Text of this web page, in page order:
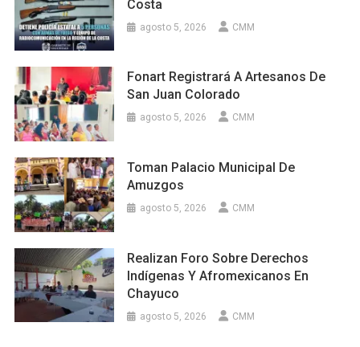
Costa
agosto 5, 2026 CMM
Fonart Registrará A Artesanos De
San Juan Colorado
agosto 5, 2026 CMM
Toman Palacio Municipal De
Amuzgos
agosto 5, 2026 CMM
Realizan Foro Sobre Derechos
Indígenas Y Afromexicanos En
Chayuco
agosto 5, 2026 CMM